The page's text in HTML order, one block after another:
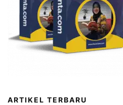
ARTIKEL TERBARU